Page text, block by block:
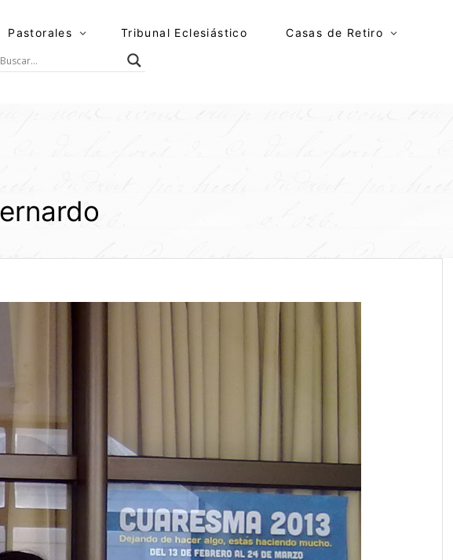
Pastorales Tribunal Eclesiástico Casas de Retiro